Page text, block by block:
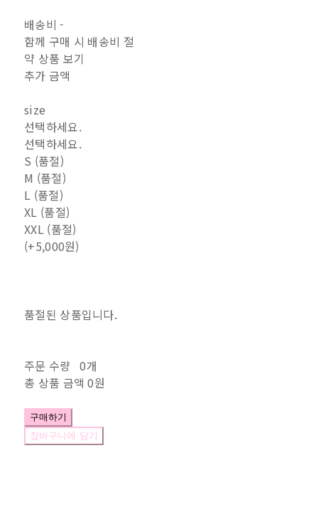
배송비-
함께 구매 시 배송비 절
약 상품 보기
추가 금액
size
선택하세요.
선택하세요.
S (품절)
M (품절)
L (품절)
XL (품절)
XXL (품절)
(+5,000원)
품절된 상품입니다.
주문 수량
0개
총 상품 금액 0원
구매하기
장바구니에 담기